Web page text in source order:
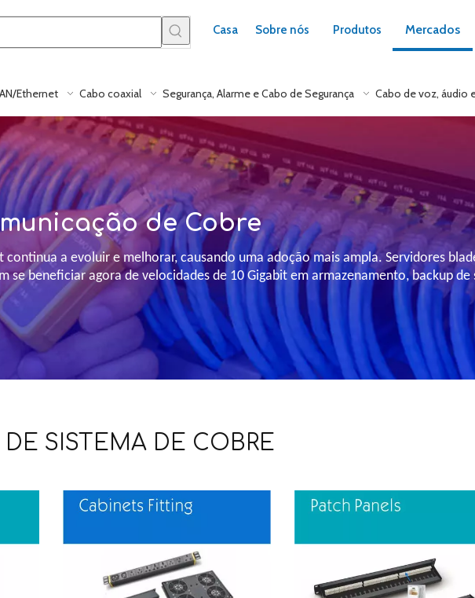
Casa Sobre nós Produtos Mercados
Ethernet Cabo coaxial Segurança, Alarme e Cabo de Segurança Cabo de voz, áudio
de Cobre
continua a evoluir e melhorar, causando uma adoção mais ampla. Servidores
se beneficiar agora de velocidades de 10 Gigabit em armazenamento, backup
SISTEMA DE COBRE